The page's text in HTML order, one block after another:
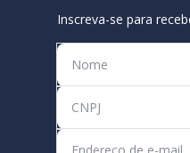
Inscreva-se para